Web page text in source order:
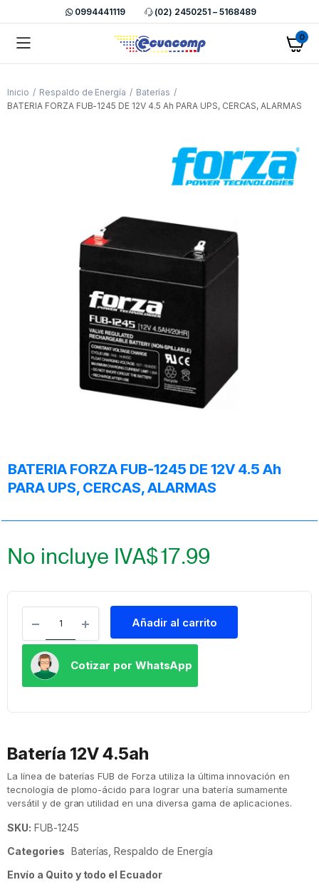
0994441119 (02) 2450251 – 5168489
0
Inicio Respaldo de Energía
Baterías
BATERIA FORZA FUB-1245 DE 12V 4.5 Ah PARA UPS, CERCAS, ALARMAS
BATERIA FORZA FUB-1245 DE 12V 4.5 Ah
PARA UPS, CERCAS, ALARMAS
$17.99
No incluye IVA
Añadir al carrito
Cotizar por WhatsApp
Batería 12V 4.5ah
La línea de baterías FUB de Forza utiliza la última innovación en
tecnología de plomo-ácido para lograr una batería sumamente
versátil y de gran utilidad en una diversa gama de aplicaciones.
SKU: FUB-1245
Categories Baterías ,Respaldo de Energía
Envío a Quito y todo el Ecuador